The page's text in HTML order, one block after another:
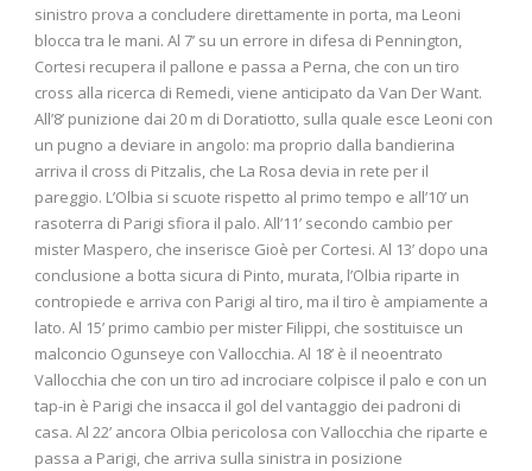
sinistro prova a concludere direttamente in porta, ma Leoni
blocca tra le mani. Al 7’ su un errore in difesa di Pennington,
Cortesi recupera il pallone e passa a Perna, che con un tiro
cross alla ricerca di Remedi, viene anticipato da Van Der Want.
All’8’ punizione dai 20 m di Doratiotto, sulla quale esce Leoni con
un pugno a deviare in angolo: ma proprio dalla bandierina
arriva il cross di Pitzalis, che La Rosa devia in rete per il
pareggio. L’Olbia si scuote rispetto al primo tempo e all’10’ un
rasoterra di Parigi sfiora il palo. All’11’ secondo cambio per
mister Maspero, che inserisce Gioè per Cortesi. Al 13’ dopo una
conclusione a botta sicura di Pinto, murata, l’Olbia riparte in
contropiede e arriva con Parigi al tiro, ma il tiro è ampiamente a
lato. Al 15’ primo cambio per mister Filippi, che sostituisce un
malconcio Ogunseye con Vallocchia. Al 18’ è il neoentrato
Vallocchia che con un tiro ad incrociare colpisce il palo e con un
tap-in è Parigi che insacca il gol del vantaggio dei padroni di
casa. Al 22’ ancora Olbia pericolosa con Vallocchia che riparte e
passa a Parigi, che arriva sulla sinistra in posizione